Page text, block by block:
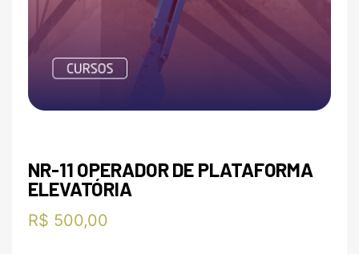
NR-11 OPERADOR DE PLATAFORMA
ELEVATÓRIA
R$ 500,00